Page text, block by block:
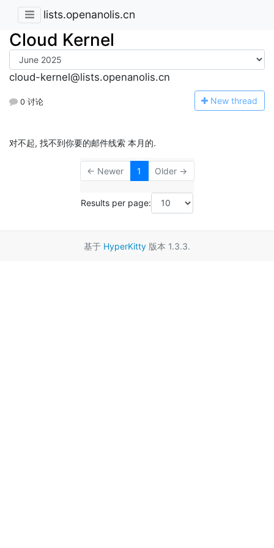
lists.openanolis.cn
Cloud Kernel
cloud-kernel@lists.openanolis.cn
0 讨论 New thread
对不起, 找不到你要的邮件线索 本月的.
← Newer 1 Older →
Results per page:
基于 HyperKitty 版本 1.3.3.